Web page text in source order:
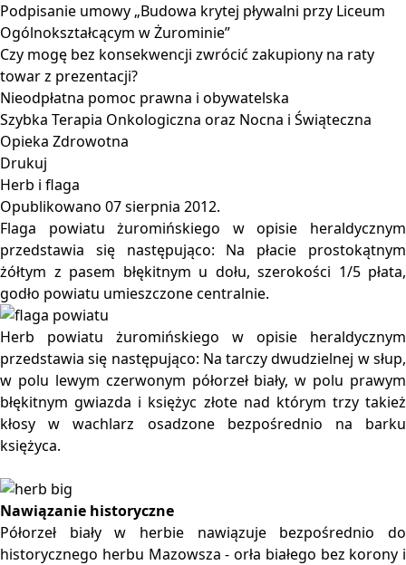
Podpisanie umowy „Budowa krytej pływalni przy Liceum
Ogólnokształcącym w Żurominie”
Czy mogę bez konsekwencji zwrócić zakupiony na raty
towar z prezentacji?
Nieodpłatna pomoc prawna i obywatelska
Szybka Terapia Onkologiczna oraz Nocna i Świąteczna
Opieka Zdrowotna
Drukuj
Herb i flaga
Opublikowano 07 sierpnia 2012.
Flaga powiatu żuromińskiego w opisie heraldycznym
przedstawia się następująco: Na płacie prostokątnym
żółtym z pasem błękitnym u dołu, szerokości 1/5 płata,
godło powiatu umieszczone centralnie.
Herb powiatu żuromińskiego w opisie heraldycznym
przedstawia się następująco: Na tarczy dwudzielnej w słup,
w polu lewym czerwonym półorzeł biały, w polu prawym
błękitnym gwiazda i księżyc złote nad którym trzy takież
kłosy w wachlarz osadzone bezpośrednio na barku
księżyca.
Nawiązanie historyczne
Półorzeł biały w herbie nawiązuje bezpośrednio do
historycznego herbu Mazowsza - orła białego bez korony i